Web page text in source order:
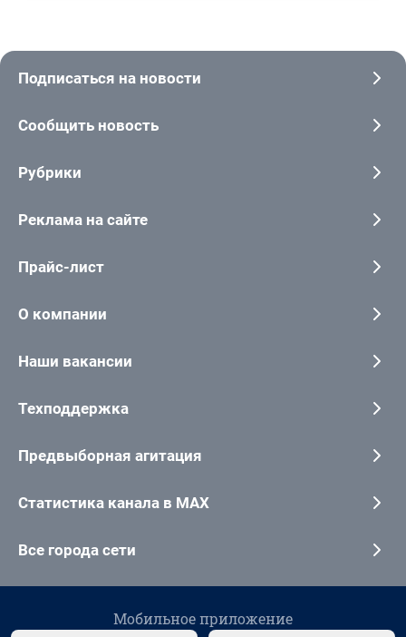
Подписаться на новости
Сообщить новость
Рубрики
Реклама на сайте
Прайс-лист
О компании
Наши вакансии
Техподдержка
Предвыборная агитация
Статистика канала в MAX
Все города сети
Мобильное приложение